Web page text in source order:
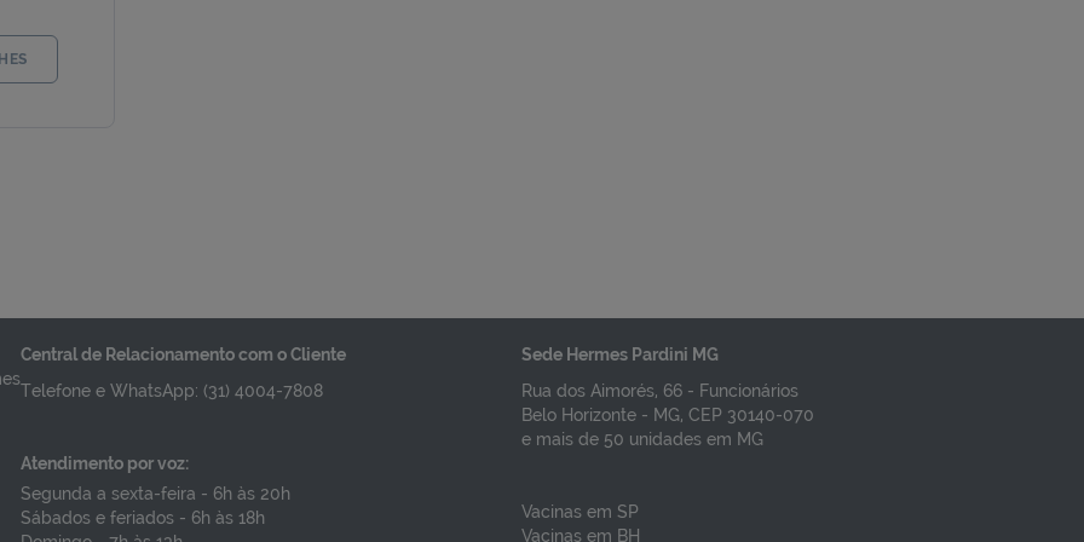
Central de Relacionamento com o Cliente
Telefone e WhatsApp: (31) 4004-7808
Atendimento por voz:
Segunda a sexta-feira - 6h às 20h
Sábados e feriados - 6h às 18h
Sede Hermes Pardini MG
Rua dos Aimorés, 66 - Funcionários
Belo Horizonte - MG, CEP 30140-070
e mais de 50 unidades em MG
Vacinas em SP
Vacinas em BH